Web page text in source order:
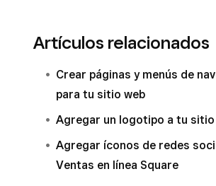
Artículos relacionados
Crear páginas y menús de
para tu sitio web
Agregar un logotipo a tu sitio
Agregar íconos de redes
Ventas en línea Square